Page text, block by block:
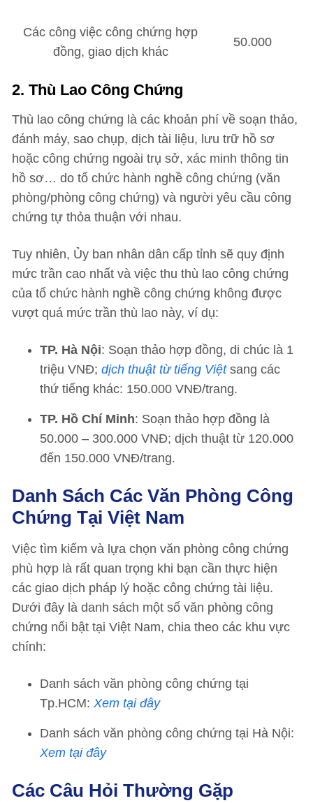
Các công việc công chứng hợp
đồng, giao dịch khác
50.000
2. Thù Lao Công Chứng
Thù lao công chứng là các khoản phí về soạn thảo,
đánh máy, sao chụp, dịch tài liệu, lưu trữ hồ sơ
hoặc công chứng ngoài trụ sở, xác minh thông tin
hồ sơ… do tổ chức hành nghề công chứng (văn
phòng/phòng công chứng) và người yêu cầu công
chứng tự thỏa thuận với nhau.
Tuy nhiên, Ủy ban nhân dân cấp tỉnh sẽ quy định
mức trần cao nhất và việc thu thù lao công chứng
của tổ chức hành nghề công chứng không được
vượt quá mức trần thù lao này, ví dụ:
TP. Hà Nội: Soạn thảo hợp đồng, di chúc là 1
triệu VNĐ; dịch thuật từ tiếng Việtsang các
thứ tiếng khác: 150.000 VNĐ/trang.
TP. Hồ Chí Minh: Soạn thảo hợp đồng là
50.000 – 300.000 VNĐ; dịch thuật từ 120.000
đến 150.000 VNĐ/trang.
Danh Sách Các Văn Phòng Công
Chứng Tại Việt Nam
Việc tìm kiếm và lựa chọn văn phòng công chứng
phù hợp là rất quan trọng khi bạn cần thực hiện
các giao dịch pháp lý hoặc công chứng tài liệu.
Dưới đây là danh sách một số văn phòng công
chứng nổi bật tại Việt Nam, chia theo các khu vực
chính:
Danh sách văn phòng công chứng tại
Tp.HCM: Xem tại đây
Danh sách văn phòng công chứng tại Hà Nội:
Xem tại đây
Các Câu Hỏi Thường Gặp